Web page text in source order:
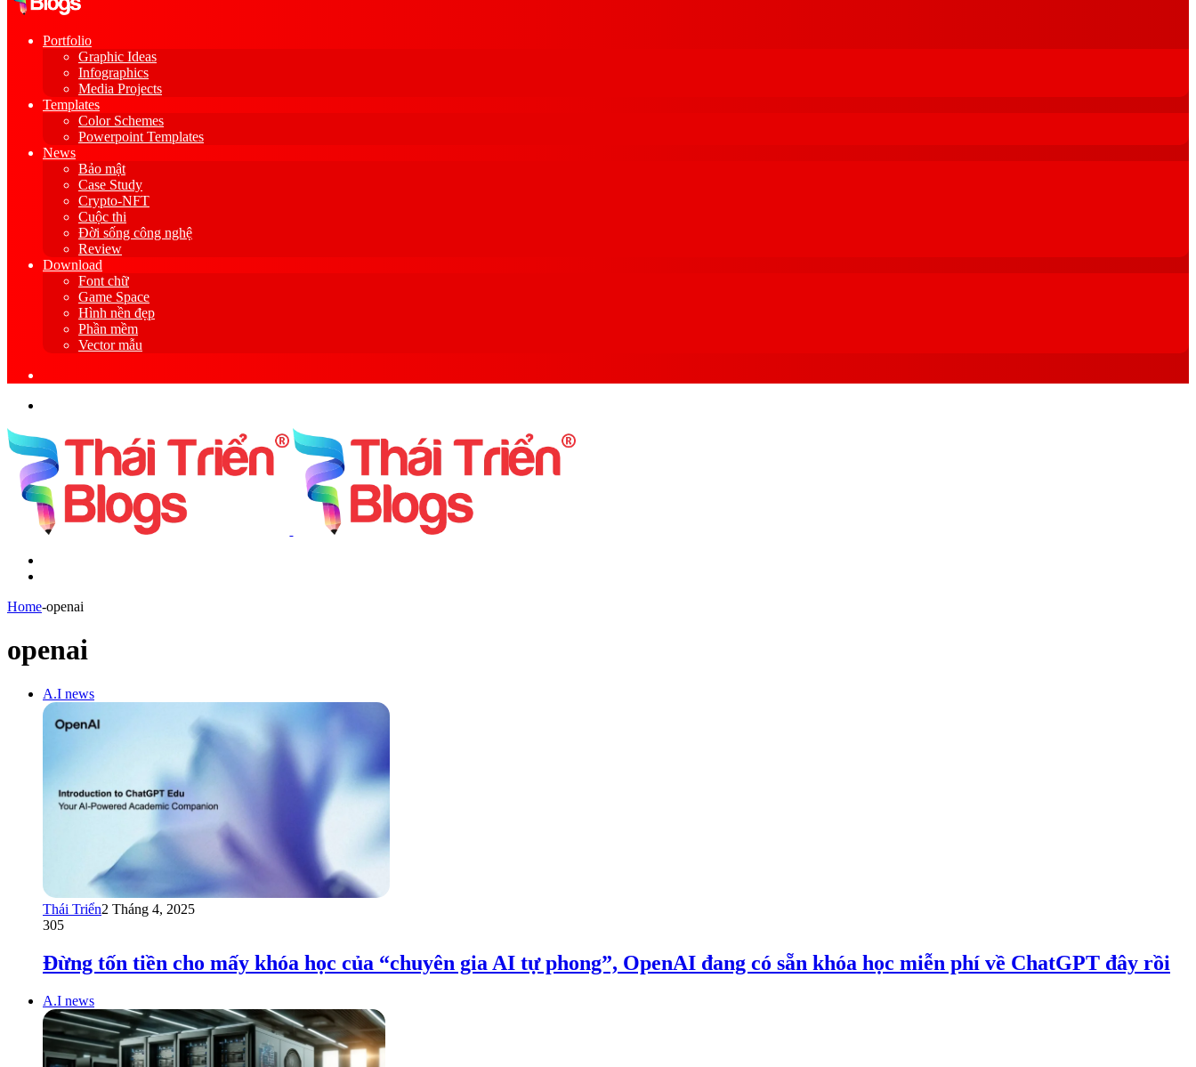
Portfolio
Graphic Ideas
Infographics
Media Projects
Templates
Color Schemes
Powerpoint Templates
News
Bảo mật
Case Study
Crypto-NFT
Cuộc thi
Đời sống công nghệ
Review
Download
Font chữ
Game Space
Hình nền đẹp
Phần mềm
Vector mẫu
Home-openai
openai
A.I news
Thái Triển2 Tháng 4, 2025
305
Đừng tốn tiền cho mấy khóa học của “chuyên gia AI tự phong”, OpenAI đang có sẵn khóa học miễn phí về ChatGPT đây rồi
A.I news